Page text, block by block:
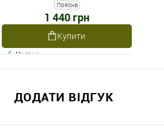
Поясна
1 440 грн
Купити
Наявне
ДОДАТИ ВІДГУК